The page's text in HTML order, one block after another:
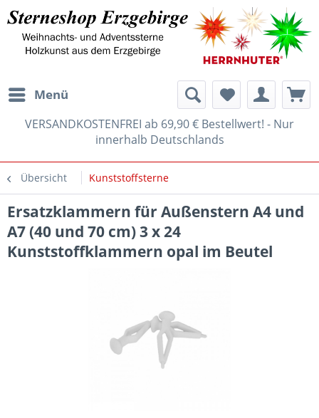
Menü
VERSANDKOSTENFREI ab 69,90 € Bestellwert! - Nur
innerhalb Deutschlands
Übersicht Kunststoffsterne
Ersatzklammern für Außenstern A4 und
A7 (40 und 70 cm) 3 x 24
Kunststoffklammern opal im Beutel